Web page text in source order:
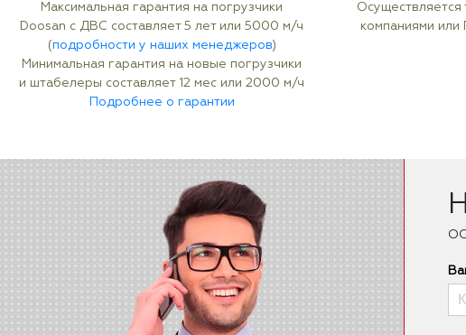
Максимальная гарантия на погрузчики
Doosan с ДВС составляет 5 лет или 5000 м/ч
(подробности у наших менеджеров)
Минимальная гарантия на новые погрузчики
и штабелеры составляет 12 мес или 2000 м/ч
Подробнее о гарантии
Осуществляется
компаниями или